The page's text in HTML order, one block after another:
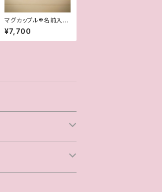
マグカップル®︎名前入り
（契約書付き世界に一つ
オリジナルペアマグカッ
プ）
¥7,700